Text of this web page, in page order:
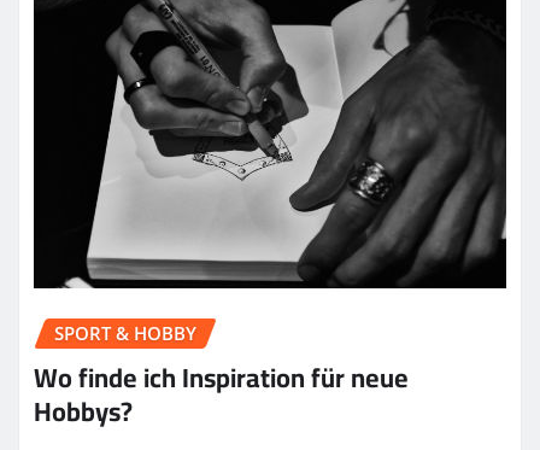
SPORT & HOBBY
Wo finde ich Inspiration für neue
Hobbys?